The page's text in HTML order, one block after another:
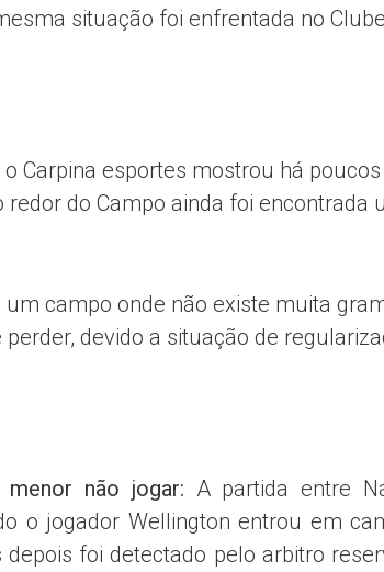
situação foi enfrentada no
o Carpina esportes mostrou há
redor do Campo ainda foi encontrada
um campo onde não existe muita
devido a situação de
menor não jogar: A partida entre
o jogador Wellington entrou em
foi detectado pelo arbitro